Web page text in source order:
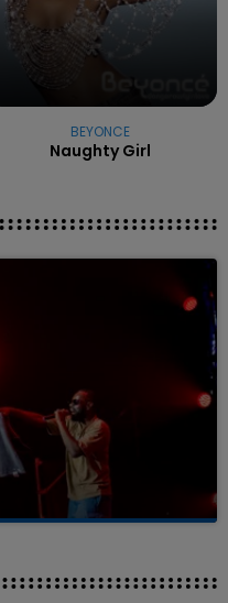
BEYONCE
Naughty Girl